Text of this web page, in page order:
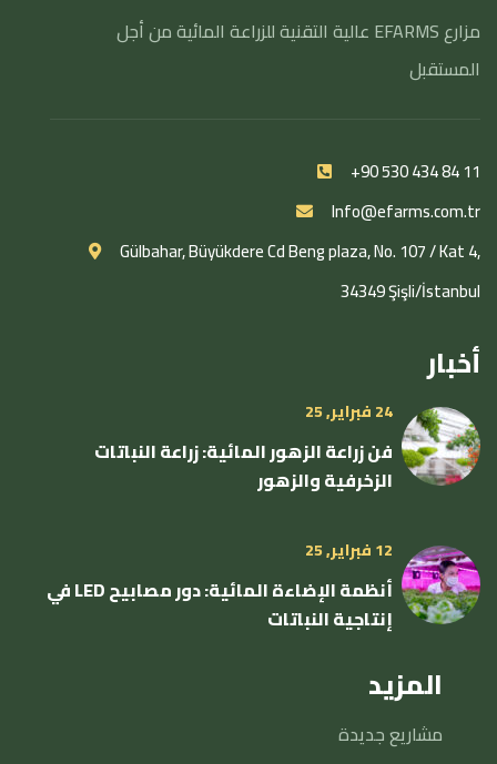
مزارع EFARMS عالية التقنية للزراعة المائية من أجل
المستقبل
+90 530 434 84 11
Info@efarms.com.tr
Gülbahar, Büyükdere Cd Beng plaza, No. 107 / Kat 4,
34349 Şişli/İstanbul
أخبار
24 فبراير, 25
فن زراعة الزهور المائية: زراعة النباتات
الزخرفية والزهور
12 فبراير, 25
أنظمة الإضاءة المائية: دور مصابيح LED في
إنتاجية النباتات
المزيد
مشاريع جديدة